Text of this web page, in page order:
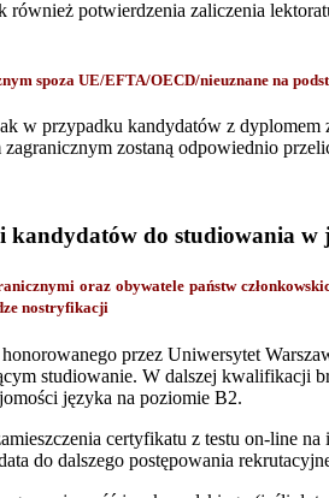
potwierdzenia zaliczenia
spoza UE/EFTA/OECD/nieuznane na
w przypadku kandydatów z dyplomem
zostaną odpowiednio
kandydatów do studiowania w
oraz obywatele państw
nostryfikacji
przez Uniwersytet
studiowanie. W dalszej kwalifikacji
języka na poziomie B2.
certyfikatu z testu on-line
do dalszego postępowania